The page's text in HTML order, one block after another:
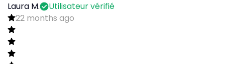
Laura M.
Utilisateur vérifié
22 months ago